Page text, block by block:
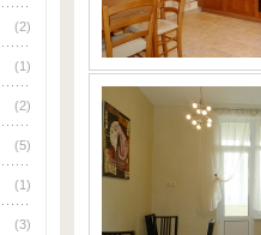
(2)
(1)
(2)
(5)
(1)
(3)